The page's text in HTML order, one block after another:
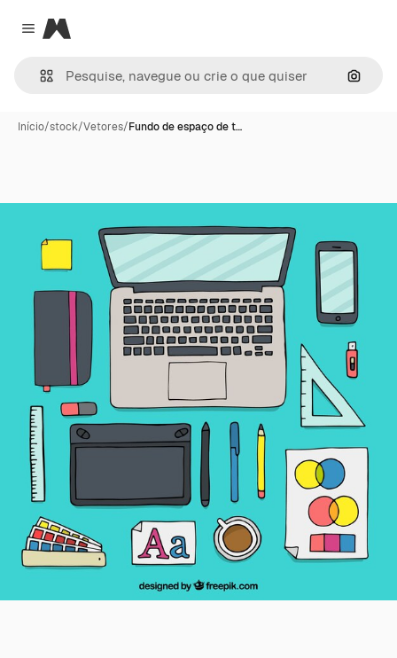
Close menu
Magnific
Início/stock/Vetores/Fundo de espaço de t…